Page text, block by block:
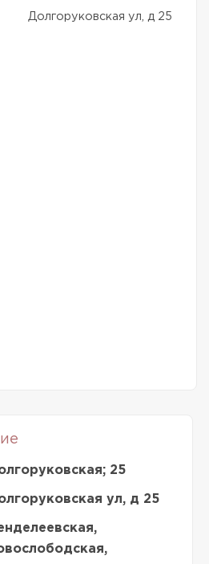
Долгоруковская ул, д 25
25
ул, д 25